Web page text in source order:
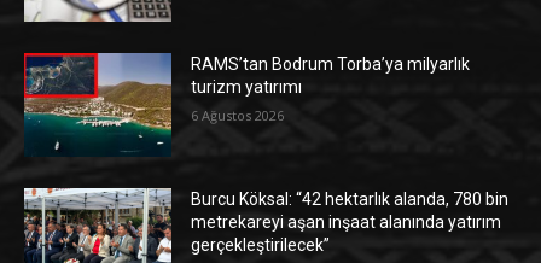
RAMS’tan Bodrum Torba’ya milyarlık
turizm yatırımı
6 Ağustos 2026
Burcu Köksal: “42 hektarlık alanda, 780 bin
metrekareyi aşan inşaat alanında yatırım
gerçekleştirilecek”